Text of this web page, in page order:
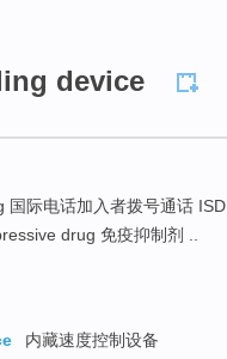
device
国际电话加入者拨号通话 ISD
drug 免疫抑制剂 ..
内藏速度控制设备